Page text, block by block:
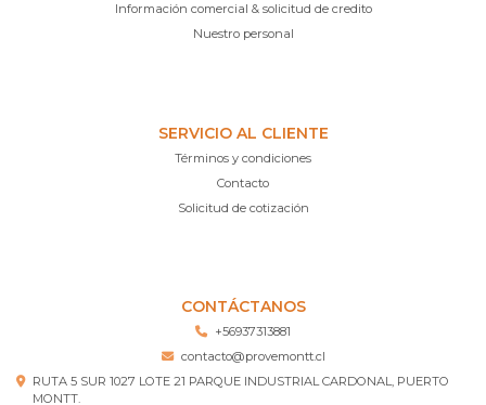
Información comercial & solicitud de credito
Nuestro personal
SERVICIO AL CLIENTE
Términos y condiciones
Contacto
Solicitud de cotización
CONTÁCTANOS
+56937313881
contacto@provemontt.cl
RUTA 5 SUR 1027 LOTE 21 PARQUE INDUSTRIAL CARDONAL, PUERTO
MONTT.